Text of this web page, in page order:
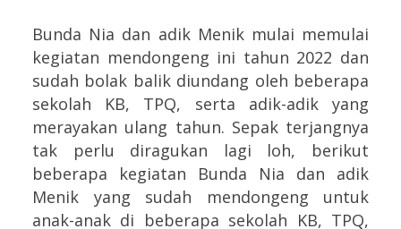
Bunda Nia dan adik Menik mulai memulai
kegiatan mendongeng ini tahun 2022 dan
sudah bolak balik diundang oleh beberapa
sekolah KB, TPQ, serta adik-adik yang
merayakan ulang tahun. Sepak terjangnya
tak perlu diragukan lagi loh, berikut
beberapa kegiatan Bunda Nia dan adik
Menik yang sudah mendongeng untuk
anak-anak di beberapa sekolah KB, TPQ,